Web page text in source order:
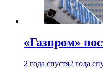
«Газпром»
2 года спустя2 года